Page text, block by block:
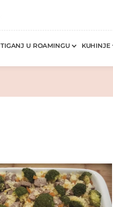
TIGANJ U ROAMINGU KUHINJE